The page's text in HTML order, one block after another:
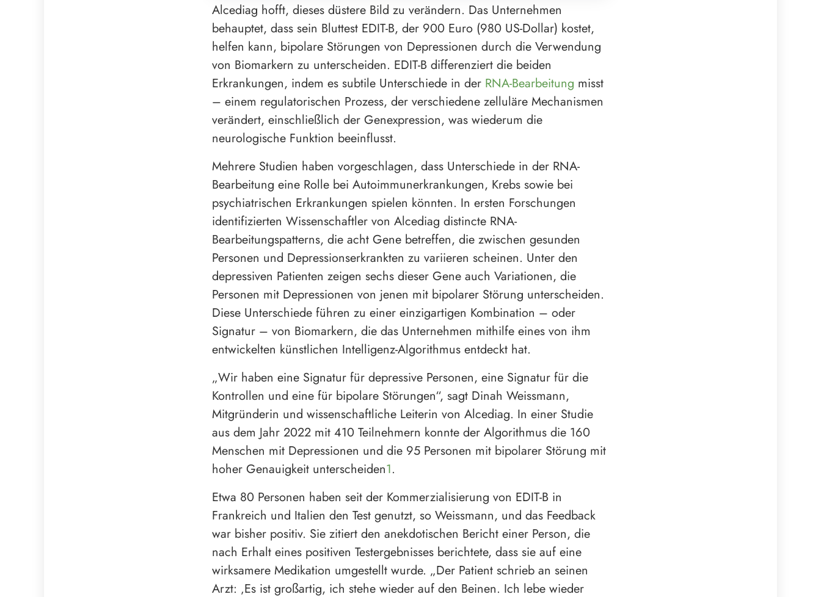
Alcediag hofft, dieses düstere Bild zu verändern. Das Unternehmen
behauptet, dass sein Bluttest EDIT-B, der 900 Euro (980 US-Dollar) kostet,
helfen kann, bipolare Störungen von Depressionen durch die Verwendung
von Biomarkern zu unterscheiden. EDIT-B differenziert die beiden
Erkrankungen, indem es subtile Unterschiede in der RNA-Bearbeitung misst
– einem regulatorischen Prozess, der verschiedene zelluläre Mechanismen
verändert, einschließlich der Genexpression, was wiederum die
neurologische Funktion beeinflusst.
Mehrere Studien haben vorgeschlagen, dass Unterschiede in der RNA-
Bearbeitung eine Rolle bei Autoimmunerkrankungen, Krebs sowie bei
psychiatrischen Erkrankungen spielen könnten. In ersten Forschungen
identifizierten Wissenschaftler von Alcediag distincte RNA-
Bearbeitungspatterns, die acht Gene betreffen, die zwischen gesunden
Personen und Depressionserkrankten zu variieren scheinen. Unter den
depressiven Patienten zeigen sechs dieser Gene auch Variationen, die
Personen mit Depressionen von jenen mit bipolarer Störung unterscheiden.
Diese Unterschiede führen zu einer einzigartigen Kombination – oder
Signatur – von Biomarkern, die das Unternehmen mithilfe eines von ihm
entwickelten künstlichen Intelligenz-Algorithmus entdeckt hat.
„Wir haben eine Signatur für depressive Personen, eine Signatur für die
Kontrollen und eine für bipolare Störungen“, sagt Dinah Weissmann,
Mitgründerin und wissenschaftliche Leiterin von Alcediag. In einer Studie
aus dem Jahr 2022 mit 410 Teilnehmern konnte der Algorithmus die 160
Menschen mit Depressionen und die 95 Personen mit bipolarer Störung mit
hoher Genauigkeit unterscheiden1.
Etwa 80 Personen haben seit der Kommerzialisierung von EDIT-B in
Frankreich und Italien den Test genutzt, so Weissmann, und das Feedback
war bisher positiv. Sie zitiert den anekdotischen Bericht einer Person, die
nach Erhalt eines positiven Testergebnisses berichtete, dass sie auf eine
wirksamere Medikation umgestellt wurde. „Der Patient schrieb an seinen
Arzt: ‚Es ist großartig, ich stehe wieder auf den Beinen. Ich lebe wieder